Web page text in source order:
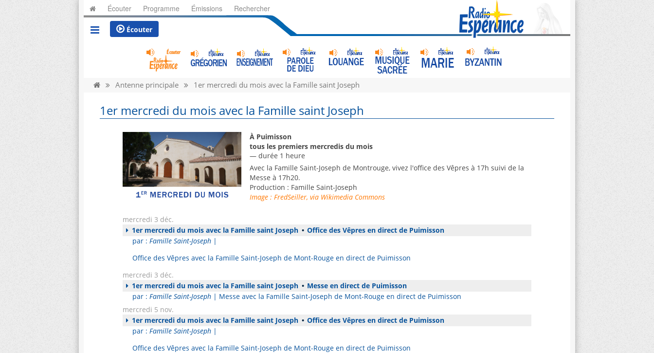
Écouter Programme Émissions Rechercher
Écouter
Antenne principale 1er mercredi du mois avec la Famille saint Joseph
1er mercredi du mois avec la Famille saint Joseph
À Puimisson
tous les premiers mercredis du mois
— durée 1 heure
Avec la Famille Saint-Joseph de Montrouge, vivez l'office des Vêpres à 17h suivi de la
Messe à 17h20.
Production : Famille Saint-Joseph
Image : FredSeiller, via Wikimedia Commons
mercredi 3 déc.
1er mercredi du mois avec la Famille saint Joseph • Office des Vêpres en direct de Puimisson
par : Famille Saint-Joseph|
Office des Vêpres avec la Famille Saint-Joseph de Mont-Rouge en direct de Puimisson
mercredi 3 déc.
1er mercredi du mois avec la Famille saint Joseph • Messe en direct de Puimisson
par : Famille Saint-Joseph| Messe avec la Famille Saint-Joseph de Mont-Rouge en direct de Puimisson
mercredi 5 nov.
1er mercredi du mois avec la Famille saint Joseph • Office des Vêpres en direct de Puimisson
par : Famille Saint-Joseph|
Office des Vêpres avec la Famille Saint-Joseph de Mont-Rouge en direct de Puimisson